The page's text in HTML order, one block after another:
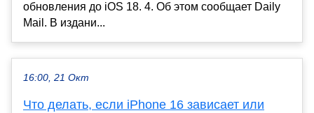
обновления до iOS 18. 4. Об этом сообщает Daily
Mail. В издани...
16:00, 21 Окт
Что делать, если iPhone 16 зависает или